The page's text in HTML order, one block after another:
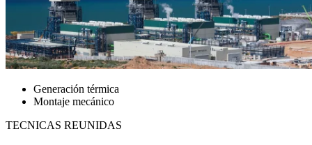
Generación térmica
Montaje mecánico
TECNICAS REUNIDAS